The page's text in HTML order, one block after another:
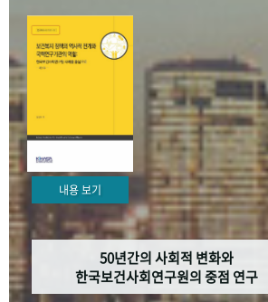
성과 50선 숫자로 보는 50년
세계와 함께 한 KIHASA
VR 역사관
내용 보기
50년간의 사회적 변화와
한국보건사회연구원의 중점 연구